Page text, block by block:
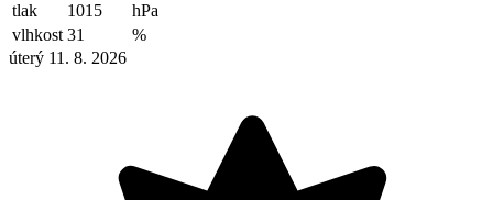
tlak
1015
hPa
vlhkost 31
%
úterý 11. 8. 2026